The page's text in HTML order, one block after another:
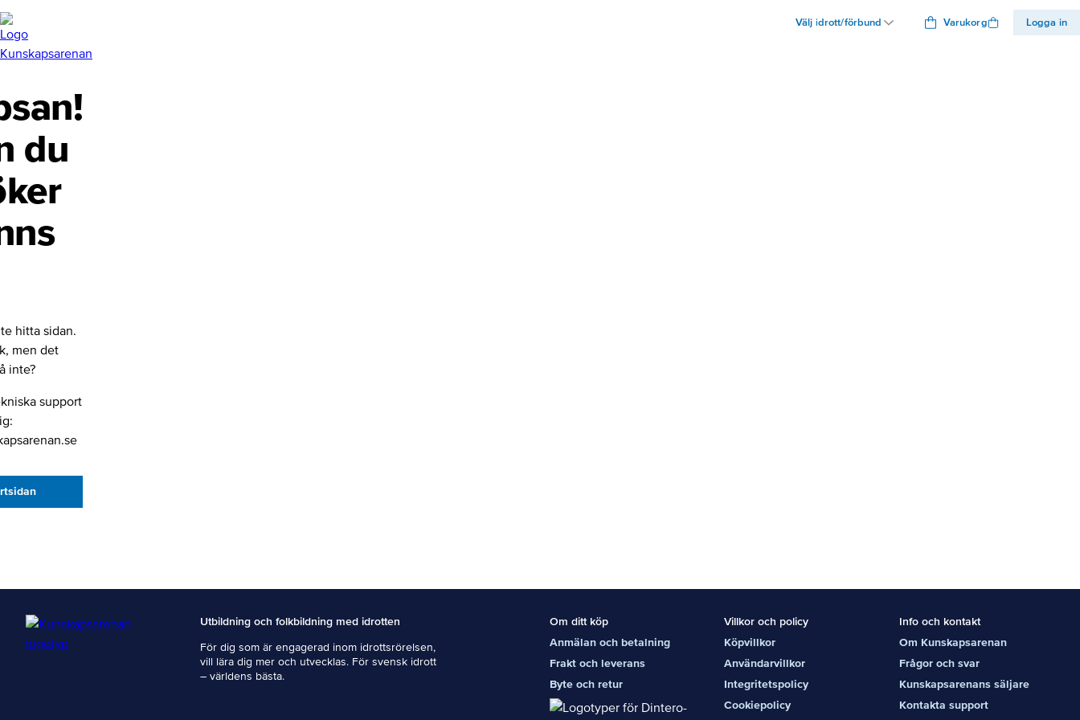
Välj idrott/förbund Varukorg Logga in
du
hitta sidan.
men det
inte?
support
Utbildning och folkbildning med idrotten
För dig som är engagerad inom idrottsrörelsen,
vill lära dig mer och utvecklas. För svensk idrott
– världens bästa.
Om ditt köp
Anmälan och betalning
Frakt och leverans
Byte och retur
Villkor och policy
Köpvillkor
Användarvillkor
Integritetspolicy
Cookiepolicy
Info och kontakt
Om Kunskapsarenan
Frågor och svar
Kunskapsarenans säljare
Kontakta support